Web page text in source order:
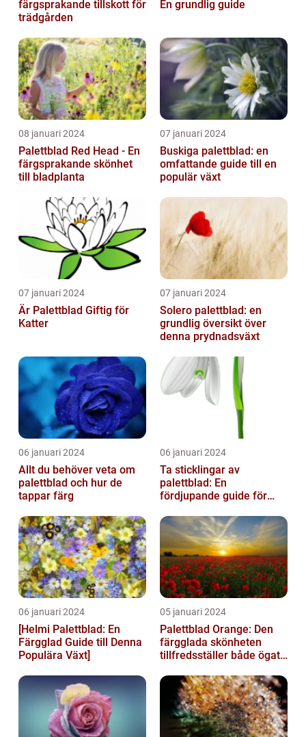
färgsprakande tillskott för
trädgården
En grundlig guide
08 januari 2024
Palettblad Red Head - En
färgsprakande skönhet
till bladplanta
07 januari 2024
Buskiga palettblad: en
omfattande guide till en
populär växt
07 januari 2024
Är Palettblad Giftig för
Katter
07 januari 2024
Solero palettblad: en
grundlig översikt över
denna prydnadsväxt
06 januari 2024
Allt du behöver veta om
palettblad och hur de
tappar färg
06 januari 2024
Ta sticklingar av
palettblad: En
fördjupande guide för
06 januari 2024
[Helmi Palettblad: En
Färgglad Guide till Denna
Populära Växt]
05 januari 2024
Palettblad Orange: Den
färgglada skönheten
tillfredsställer både ögat